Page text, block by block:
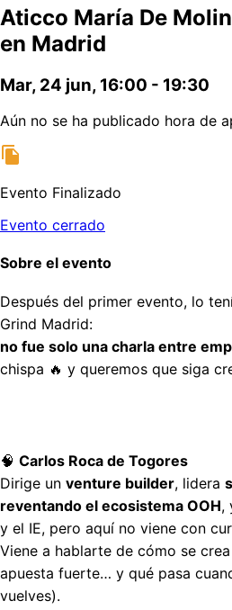
Aticco María De
en Madrid
Mar, 24 jun, 16:00 - 19:30
Aún no se ha publicado hora de
Evento Finalizado
Evento cerrado
Sobre el evento
Después del primer evento, lo
Grind Madrid:
no fue solo una charla entre
chispa 🔥 y queremos que siga
🧠 Carlos Roca de Togores
Dirige un venture builder, lidera
reventando el ecosistema OOH,
y el IE, pero aquí no viene con
Viene a hablarte de cómo se
apuesta fuerte… y qué pasa
vuelves).